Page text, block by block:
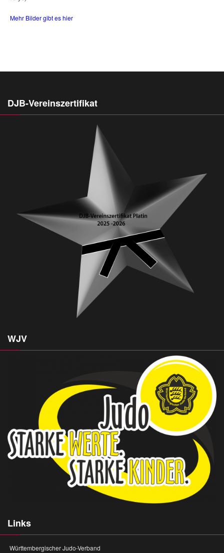
Mehr Bilder gibt es hier
DJB-Vereinszertifikat
WJV
Links
Württembergischer Judo-Verband